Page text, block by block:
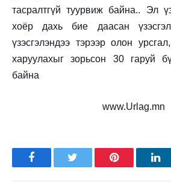
тасралтгүй туурвиж байна.. Эл
хоёр дахь бие даасан
үзэсгэлэндээ тэрээр олон
харуулахыг зорьсон 30 гаруй
байна
www.Urlag.mn
FacebookTwitter Pinterest